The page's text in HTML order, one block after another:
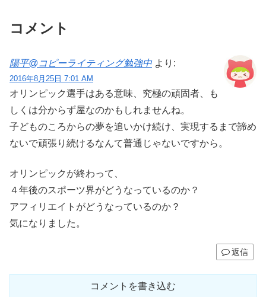
コメント
陽平@コピーライティング勉強中 より:
2016年8月25日 7:01 AM
オリンピック選手はある意味、究極の頑固者、も
しくは分からず屋なのかもしれませんね。
子どものころからの夢を追いかけ続け、実現するまで諦め
ないで頑張り続けるなんて普通じゃないですから。
オリンピックが終わって、
４年後のスポーツ界がどうなっているのか？
アフィリエイトがどうなっているのか？
気になりました。
返信
コメントを書き込む